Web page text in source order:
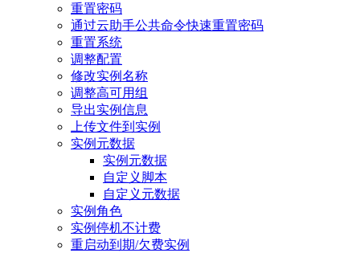
重置密码
通过云助手公共命令快速重置密码
重置系统
调整配置
修改实例名称
调整高可用组
导出实例信息
上传文件到实例
实例元数据
实例元数据
自定义脚本
自定义元数据
实例角色
实例停机不计费
重启动到期/欠费实例